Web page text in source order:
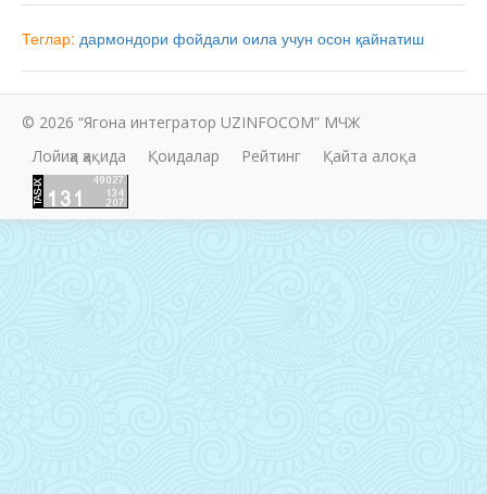
Теглар: дармондори фойдали оила учун осон қайнатиш
© 2026 “Ягона интегратор UZINFOCOM” МЧЖ
Лойиҳа ҳақида
Қоидалар Рейтинг Қайта алоқа